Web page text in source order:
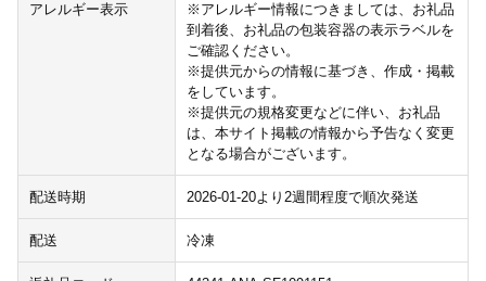
アレルギー表示
※アレルギー情報につきましては、お礼品
到着後、お礼品の包装容器の表示ラベルを
ご確認ください。
※提供元からの情報に基づき、作成・掲載
をしています。
※提供元の規格変更などに伴い、お礼品
は、本サイト掲載の情報から予告なく変更
となる場合がございます。
配送時期 2026-01-20より2週間程度で順次発送
配送 冷凍